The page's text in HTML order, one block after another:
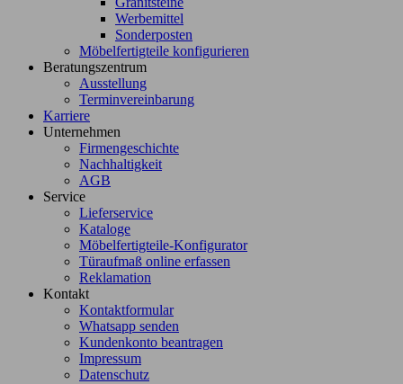
Werbemittel
Sonderposten
Möbelfertigteile konfigurieren
Beratungszentrum
Ausstellung
Terminvereinbarung
Karriere
Unternehmen
Firmengeschichte
Nachhaltigkeit
AGB
Service
Lieferservice
Kataloge
Möbelfertigteile-Konfigurator
Türaufmaß online erfassen
Reklamation
Kontakt
Kontaktformular
Whatsapp senden
Kundenkonto beantragen
Impressum
Datenschutz